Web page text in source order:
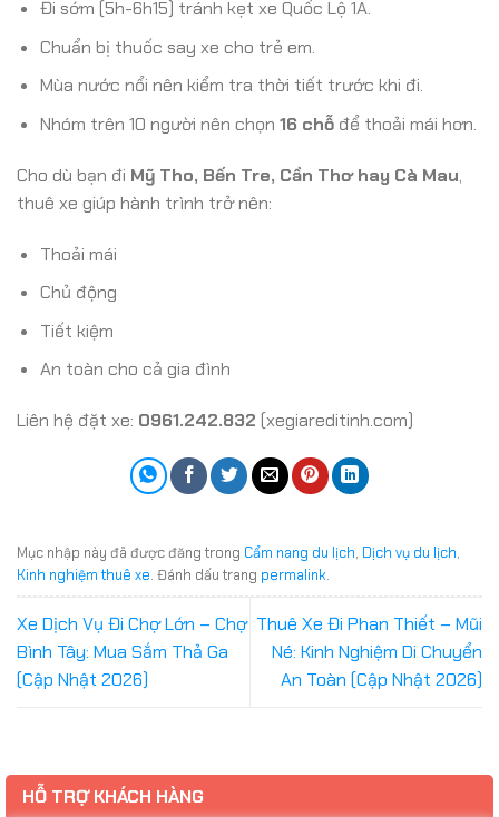
Đi sớm (5h-6h15) tránh kẹt xe Quốc Lộ 1A.
Chuẩn bị thuốc say xe cho trẻ em.
Mùa nước nổi nên kiểm tra thời tiết trước khi đi.
Nhóm trên 10 người nên chọn 16 chỗđể thoải mái hơn.
Cho dù bạn đi Mỹ Tho, Bến Tre, Cần Thơ hay Cà Mau,
thuê xe giúp hành trình trở nên:
Thoải mái
Chủ động
Tiết kiệm
An toàn cho cả gia đình
Liên hệ đặt xe: 0961.242.832 (xegiareditinh.com)
Mục nhập này đã được đăng trong Cẩm nang du lịch, Dịch vụ du lịch,
Kinh nghiệm thuê xe. Đánh dấu trang permalink.
Xe Dịch Vụ Đi Chợ Lớn – Chợ
Bình Tây: Mua Sắm Thả Ga
(Cập Nhật 2026)
Thuê Xe Đi Phan Thiết – Mũi
Né: Kinh Nghiệm Di Chuyển
An Toàn (Cập Nhật 2026)
HỖ TRỢ KHÁCH HÀNG